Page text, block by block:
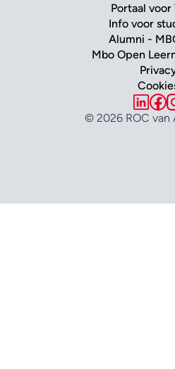
Portaal voor
Info voor
Alumni -
Mbo Open
© 2026 ROC van